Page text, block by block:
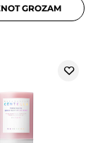
GROZAM